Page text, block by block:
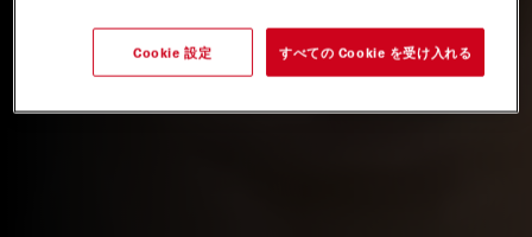
Cookie 設定 すべての Cookie を受け入れる